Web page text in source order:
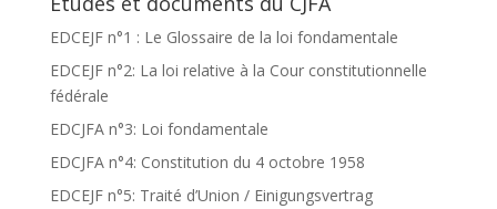
EDCEJF n°1 : Le Glossaire de la loi fondamentale
EDCEJF n°2: La loi relative à la Cour constitutionnelle
fédérale
EDCJFA n°3: Loi fondamentale
EDCJFA n°4: Constitution du 4 octobre 1958
EDCEJF n°5: Traité d’Union / Einigungsvertrag